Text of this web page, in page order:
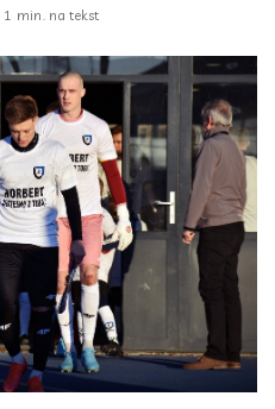
1 min. na tekst